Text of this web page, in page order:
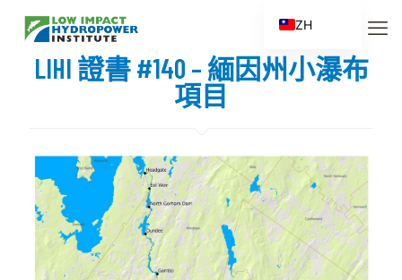
LIHI 證書 #140 – 緬因州小瀑布
項目
ZH
EN
ES